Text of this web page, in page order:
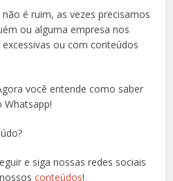
é ruim, as vezes precisamos
ou alguma empresa nos
ou com conteúdos
você entende como saber
Whatsapp!
e siga nossas redes sociais
conteúdos!